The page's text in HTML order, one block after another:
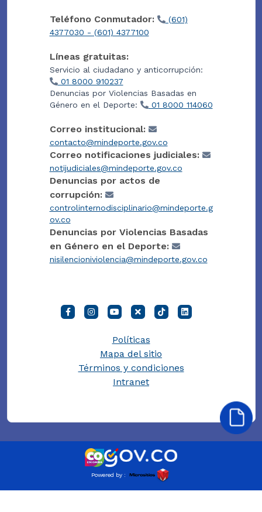
Teléfono Conmutador:
(601)
4377030 - (601) 4377100
Líneas gratuitas:
Servicio al ciudadano y anticorrupción:
01 8000 910237
Denuncias por Violencias Basadas en
Género en el Deporte:
01 8000 114060
Correo institucional:
contacto@mindeporte.gov.co
Correo notificaciones judiciales:
notijudiciales@mindeporte.gov.co
Denuncias por actos de
corrupción:
controlinternodisciplinario@mindeporte.g
ov.co
Denuncias por Violencias Basadas
en Género en el Deporte:
nisilencioniviolencia@mindeporte.gov.co
Políticas
Mapa del sitio
Términos y condiciones
Intranet
Powered by :